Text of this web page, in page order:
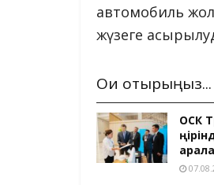
автомобиль
жүзеге
Оқи отырыңыз...
ОСК